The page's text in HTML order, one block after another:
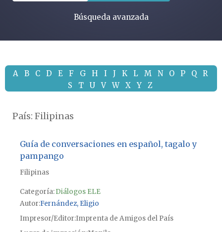
Búsqueda avanzada
A B C D E F G H I J K L M N O P Q
R
S
T U V W X Y Z
País: Filipinas
Guía de conversaciones en español, tagalo y
pampango
Filipinas
Categoría:Diálogos ELE
Autor Fernández, Eligio
Impresor/Editor Imprenta de Amigos del País